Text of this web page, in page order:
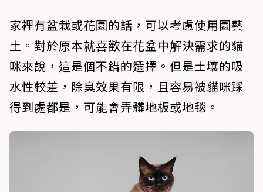
家裡有盆栽或花園的話，可以考慮使用園藝
土。對於原本就喜歡在花盆中解決需求的貓
咪來說，這是個不錯的選擇。但是土壤的吸
水性較差，除臭效果有限，且容易被貓咪踩
得到處都是，可能會弄髒地板或地毯。